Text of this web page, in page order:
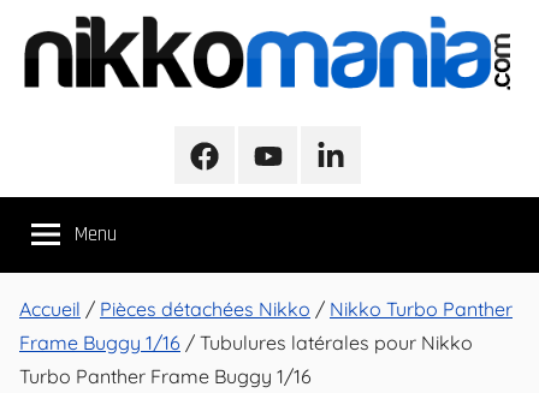
contenu
NikkoMania
Véhicules
Nikko
Evo
Pro-
FacebookYoutubeLinkedIn
Menu
Accueil / Pièces détachées Nikko / Nikko Turbo Panther
Frame Buggy 1/16 / Tubulures latérales pour Nikko
Turbo Panther Frame Buggy 1/16